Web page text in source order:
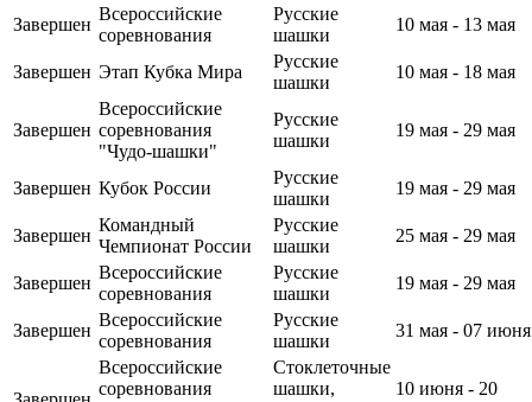
Завершен
Всероссийские
соревнования
Русские
шашки
10 мая - 13 мая
Завершен Этап Кубка Мира
Русские
шашки
10 мая - 18 мая
Завершен
Всероссийские
соревнования
"Чудо-шашки"
Русские
шашки
19 мая - 29 мая
Завершен Кубок России
Русские
шашки
19 мая - 29 мая
Завершен
Командный
Чемпионат России
Русские
шашки
25 мая - 29 мая
Завершен
Всероссийские
соревнования
Русские
шашки
19 мая - 29 мая
Завершен
Всероссийские
соревнования
Русские
шашки
31 мая - 07 июня
Всероссийские
соревнования
Стоклеточные
шашки,
10 июня - 20